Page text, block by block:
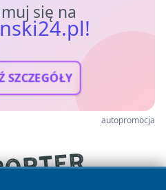
się na
SZCZEGÓŁY
autopromocja